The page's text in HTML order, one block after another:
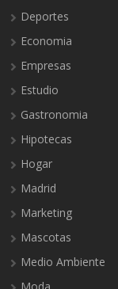
Deportes
Economia
Empresas
Estudio
Gastronomia
Hipotecas
Hogar
Madrid
Marketing
Mascotas
Medio Ambiente